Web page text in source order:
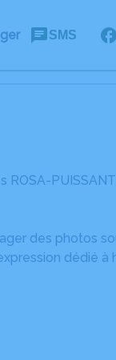
SMS
ROSA-
des photos
dédié à